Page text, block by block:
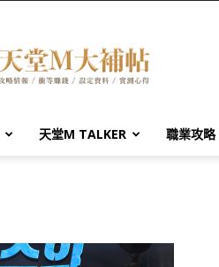
堂
M
大
帖
天堂M TALKER 職業攻略